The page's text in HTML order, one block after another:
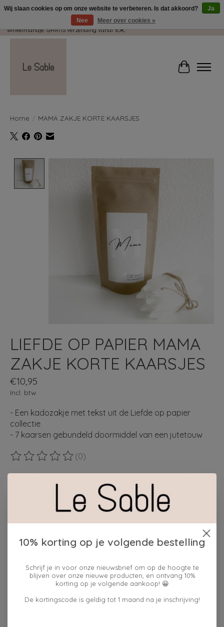
Wij pakken met plezier jouw kadootjes GRATIS in! Duid dit zeker aan in je
winkelmandje. GRATIS verzending vanaf 65€.
Home MAMA ZAKJE KORTE KAARSJES
LIEFDE OP PAPIER MAMA
ZAKJE KORTE KAARSJES
€10,95
Incl. btw
- Een kadozakje met tekst uit de Liefde op papier
collectie
- 7 kaarsen gebundeld doormiddel van een jutetouw
De beoordeling van dit product is
(0)
Hoeveelheid:
Toevoegen aan winkelwagen
Plaats bestelling
Wij slaan cookies op om onze website te verbeteren. Is dat akkoord?
Ja
Nee
Meer over cookies »
10% korting op je volgende bestelling
Schrijf je in voor onze nieuwsbrief om op de hoogte te
blijven over onze nieuwe producten, en ontvang 10%
korting op je volgende aankoop! 😀
De kortingscode is geldig tot 1 maand na je inschrijving!